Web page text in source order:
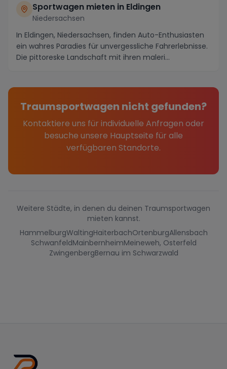
Sportwagen mieten in Eldingen
Niedersachsen
In Eldingen, Niedersachsen, finden Auto-Enthusiasten
ein wahres Paradies für unvergessliche Fahrerlebnisse.
Die pittoreske Landschaft mit ihren maleri...
Traumsportwagen nicht gefunden?
Kontaktiere uns für individuelle Anfragen oder
besuche unsere Hauptseite für alle
verfügbaren Standorte.
Weitere Städte, in denen du deinen Traumsportwagen
mieten kannst.
HammelburgWaltingHaiterbachOrtenburgAllensbach
SchwanfeldMainbernheimMeineweh, Osterfeld
ZwingenbergBernau im Schwarzwald